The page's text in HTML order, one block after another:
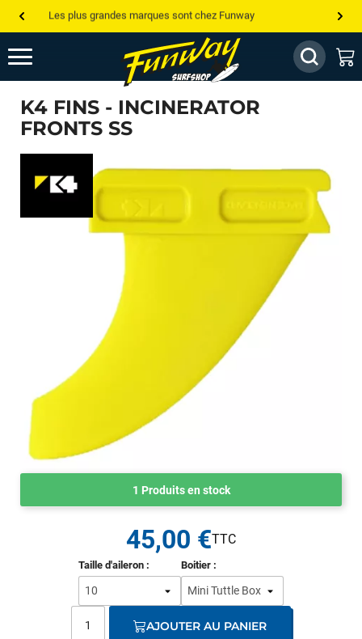
Les plus grandes marques sont chez Funway
Jusqu’à -75% de remise sur le windsurf, wingfoil, etc...
💰 Meilleur prix garanti — Moins cher ailleurs ? On s’aligne !
Besoin de conseils de pro ? Appelle nous !
K4 FINS - INCINERATOR
FRONTS SS
1 Produits en stock
Taille d'aileron : Boitier :
45,00 €
AJOUTER AU PANIER